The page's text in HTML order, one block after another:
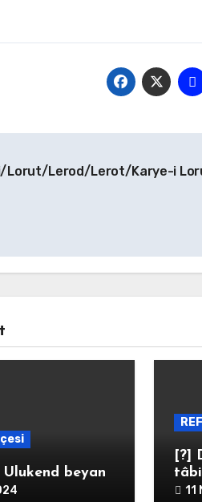
Lorut/Lerod/Lerot/Karye-i
Ulukend beyan
[?]
11